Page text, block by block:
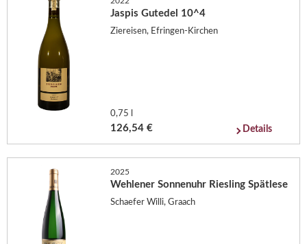
Jaspis Gutedel 10^4
Ziereisen, Efringen-Kirchen
0,75 l
126,54 € Details
2025
Wehlener Sonnenuhr Riesling Spätlese
Schaefer Willi, Graach